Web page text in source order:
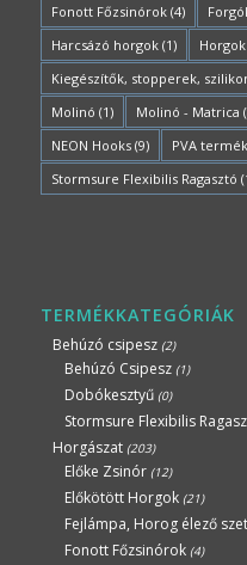
Fonott Főzsinórok(4)
Harcsázó horgok(1) Horgok
Kiegészítők, stopperek,
Molinó (1) Molinó - Matrica
NEON Hooks(9) PVA
Stormsure Flexibilis Ragasztó
TERMÉKKATEGÓRIÁK
Behúzó csipesz (2)
Behúzó Csipesz (1)
Dobókesztyű (0)
Stormsure Flexibilis
Horgászat (203)
Előke Zsinór (12)
Előkötött Horgok (21)
Fejlámpa, Horog élező
Fonott Főzsinórok (4)